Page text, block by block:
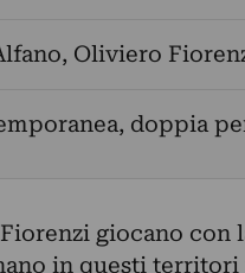
, Oliviero
doppia
giocano con
in questi